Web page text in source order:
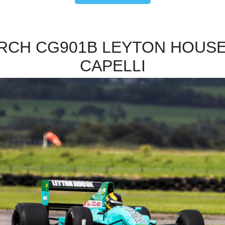
CG901B LEYTON
CAPELLI